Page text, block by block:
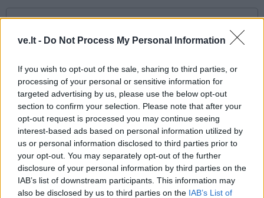
ve.lt - Do Not Process My Personal Information
If you wish to opt-out of the sale, sharing to third parties, or
processing of your personal or sensitive information for
targeted advertising by us, please use the below opt-out
section to confirm your selection. Please note that after your
opt-out request is processed you may continue seeing
interest-based ads based on personal information utilized by
us or personal information disclosed to third parties prior to
your opt-out. You may separately opt-out of the further
disclosure of your personal information by third parties on the
IAB’s list of downstream participants. This information may
also be disclosed by us to third parties on the IAB’s List of
Sutinku sutaisyklėmis
This site is protected by
reCAPTCHA and the Google
Privacy PolicyandTerms of
Service apply.